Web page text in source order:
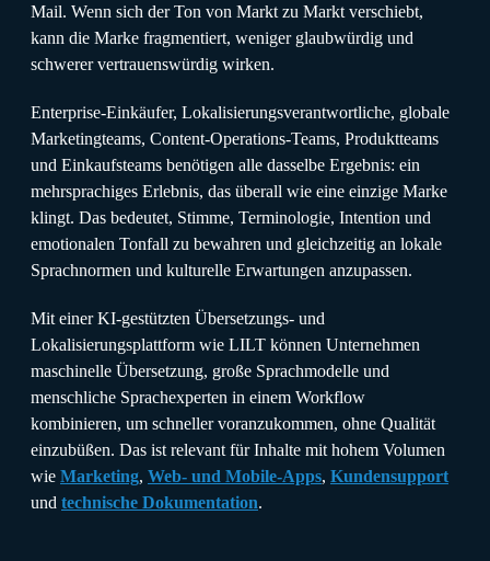
Mail. Wenn sich der Ton von Markt zu Markt verschiebt,
kann die Marke fragmentiert, weniger glaubwürdig und
schwerer vertrauenswürdig wirken.
Enterprise-Einkäufer, Lokalisierungsverantwortliche, globale
Marketingteams, Content-Operations-Teams, Produktteams
und Einkaufsteams benötigen alle dasselbe Ergebnis: ein
mehrsprachiges Erlebnis, das überall wie eine einzige Marke
klingt. Das bedeutet, Stimme, Terminologie, Intention und
emotionalen Tonfall zu bewahren und gleichzeitig an lokale
Sprachnormen und kulturelle Erwartungen anzupassen.
Mit einer KI-gestützten Übersetzungs- und
Lokalisierungsplattform wie LILT können Unternehmen
maschinelle Übersetzung, große Sprachmodelle und
menschliche Sprachexperten in einem Workflow
kombinieren, um schneller voranzukommen, ohne Qualität
einzubüßen. Das ist relevant für Inhalte mit hohem Volumen
wie Marketing, Web- und Mobile-Apps, Kundensupport
und technische Dokumentation.